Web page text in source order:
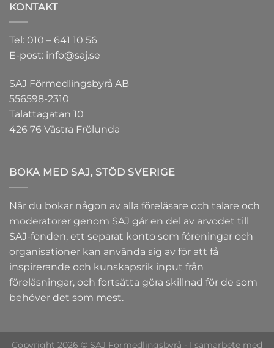
KONTAKT
Tel: 010 – 641 10 56
E-post: info@saj.se
SAJ Förmedlingsbyrå AB
556598-2310
Talattagatan 10
426 76 Västra Frölunda
BOKA MED SAJ, STÖD SVERIGE
När du bokar någon av alla föreläsare och talare och
moderatorer genom SAJ går en del av arvodet till
SAJ-fonden, ett separat konto som föreningar och
organisationer kan använda sig av för att få
inspirerande och kunskapsrik input från
föreläsningar, och fortsätta göra skillnad för de som
behöver det som mest.
Copyright 2026 © SAJ Förmedlingsbyrå - I samarbete med